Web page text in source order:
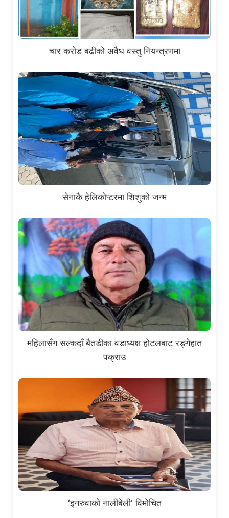
चार करोड बढीको अवैध वस्तु नियन्त्रणमा
सेनाकै हेलिकोप्टरमा शिशुको जन्म
महिलासँग सल्कदाँ बैतडीका वडाध्यक्ष होटलबाट रङ्गेहात
पक्राउ
‘इनरुवाको नालीबेली’ विमोचित